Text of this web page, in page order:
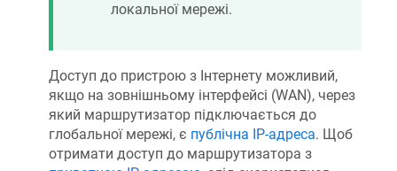
локальної мережі.
Доступ до пристрою з Інтернету можливий,
якщо на зовнішньому інтерфейсі (WAN), через
який маршрутизатор підключається до
глобальної мережі, є публічна IP-адреса. Щоб
отримати доступ до маршрутизатора з